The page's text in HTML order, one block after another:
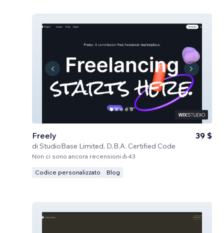
Freely
di StudioBase Limited, D.B.A. Certified Code
39 $
Non ci sono ancora recensioni 43
Codice personalizzato Blog